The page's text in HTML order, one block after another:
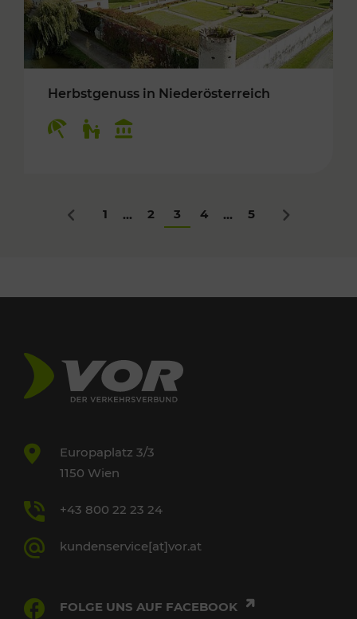
Herbstgenuss in Niederösterreich
Zurück
1 ... 2 3 4 ... 5 Nächstes
Europaplatz 3/3
1150 Wien
+43 800 22 23 24
kundenservice[at]vor.at
FOLGE UNS AUF FACEBOOK